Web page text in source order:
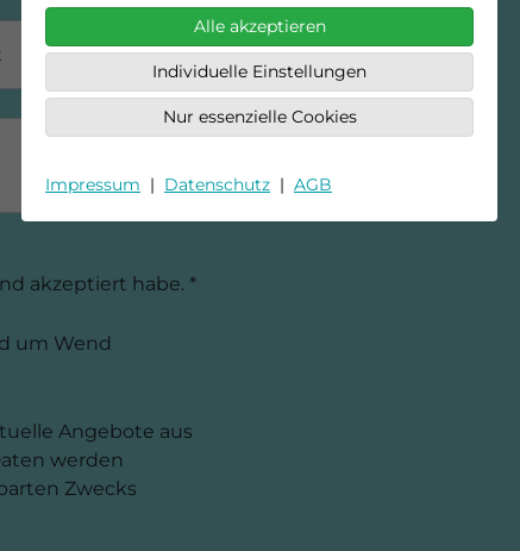
akzeptiert habe. *
um Wend
Angebote aus
werden
Zwecks
Alle akzeptieren
Individuelle Einstellungen
Nur essenzielle Cookies
Impressum | Datenschutz | AGB